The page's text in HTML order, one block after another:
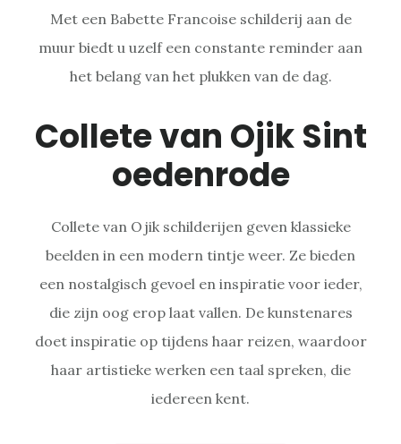
Met een Babette Francoise schilderij aan de
muur biedt u uzelf een constante reminder aan
het belang van het plukken van de dag.
Collete van Ojik Sint
oedenrode
Collete van Ojik schilderijen geven klassieke
beelden in een modern tintje weer. Ze bieden
een nostalgisch gevoel en inspiratie voor ieder,
die zijn oog erop laat vallen. De kunstenares
doet inspiratie op tijdens haar reizen, waardoor
haar artistieke werken een taal spreken, die
iedereen kent.